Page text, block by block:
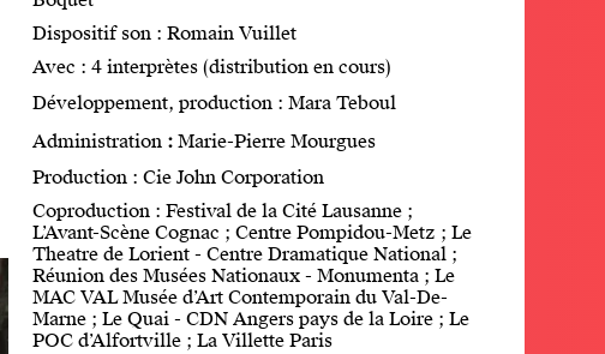
Dispositif son : Romain Vuillet
Avec : 4 interprètes (distribution en cours)
Développement, production : Mara Teboul
Administration : Marie-Pierre Mourgues
Production : Cie John Corporation
Coproduction : Festival de la Cité Lausanne ;
L’Avant-Scène Cognac ; Centre Pompidou-Metz ; Le
Theatre de Lorient - Centre Dramatique National ;
Réunion des Musées Nationaux - Monumenta ; Le
MAC VAL Musée d’Art Contemporain du Val-De-
Marne ; Le Quai - CDN Angers pays de la Loire ; Le
POC d’Alfortville ; La Villette Paris